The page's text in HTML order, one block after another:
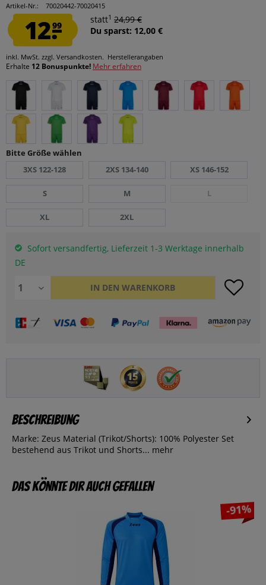
Artikel-Nr.:
70020442-70020415
12.99
statt1 24,99 €
Du sparst: 12,00 €
inkl. MwSt. zzgl. Versandkosten. Herstellerangaben
Erhalte 12 Bonuspunkte! Mehr erfahren
Bitte Größe wählen
3XS 122-128
2XS 134-140 XS 146-152
S M L
XL 2XL
Sofort versandfertig, Lieferzeit 1-3 Werktage innerhalb
DE
IN DEN WARENKORB
Beschreibung
Marke: Zeus Material (Trikot/Shorts): 100% Polyester Set
bestehend aus Trikot und Shorts... mehr
Das könnte dir auch gefallen
-91%